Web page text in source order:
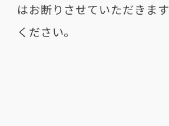
はお断りさせていただきま
ください。